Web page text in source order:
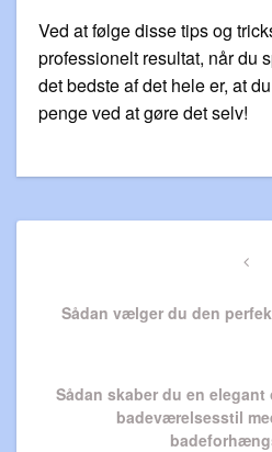
Ved at følge disse tips og
professionelt resultat, når du
det bedste af det hele er, at
penge ved at gøre det selv!
Sådan vælger du den
Next
Sådan skaber du en
badeværelsesstil